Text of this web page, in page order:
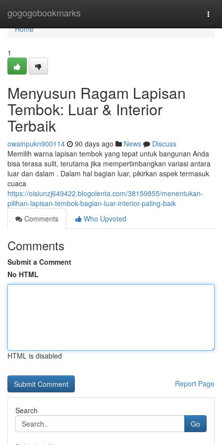
gogogobookmarks
Home
Home
1
Menyusun Ragam Lapisan
Tembok: Luar & Interior
Terbaik
owainpukn900114 90 days ago News
Discuss
Memilih warna lapisan tembok yang tepat untuk bangunan Anda
bisa terasa sulit, terutama jika mempertimbangkan variasi antara
luar dan dalam . Dalam hal bagian luar, pikirkan aspek termasuk
cuaca
https://oisiunzj649422.blogolenta.com/38159855/menentukan-
pilihan-lapisan-tembok-bagian-luar-interior-paling-baik
Comments
Who Upvoted
Comments
Submit a Comment
No HTML
HTML is disabled
Report Page
Search
Go